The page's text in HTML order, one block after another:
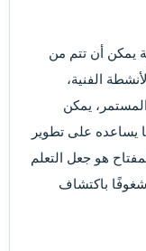
يمكن أن تتم من
الفنية،
يمكن
يساعده على تطوير
هو جعل التعلم
باكتشاف